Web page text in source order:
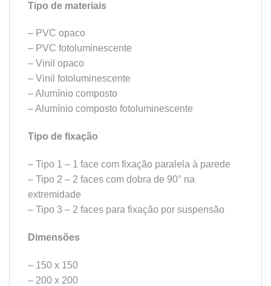
Tipo de materiais
– PVC opaco
– PVC fotoluminescente
– Vinil opaco
– Vinil fotoluminescente
– Alumínio composto
– Alumínio composto fotoluminescente
Tipo de fixação
– Tipo 1 – 1 face com fixação paralela à parede
– Tipo 2 – 2 faces com dobra de 90° na
extremidade
– Tipo 3 – 2 faces para fixação por suspensão
Dimensões
– 150 x 150
– 200 x 200